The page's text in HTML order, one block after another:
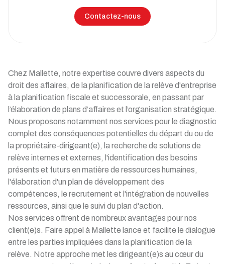
Contactez-nous
Chez Mallette, notre expertise couvre divers aspects du
droit des affaires, de la planification de la relève d'entreprise
à la planification fiscale et successorale, en passant par
l’élaboration de plans d’affaires et l’organisation stratégique.
Nous proposons notamment nos services pour le diagnostic
complet des conséquences potentielles du départ du ou de
la propriétaire-dirigeant(e), la recherche de solutions de
relève internes et externes, l'identification des besoins
présents et futurs en matière de ressources humaines,
l'élaboration d'un plan de développement des
compétences, le recrutement et l'intégration de nouvelles
ressources, ainsi que le suivi du plan d'action.
Nos services offrent de nombreux avantages pour nos
client(e)s. Faire appel à Mallette lance et facilite le dialogue
entre les parties impliquées dans la planification de la
relève. Notre approche met les dirigeant(e)s au cœur du